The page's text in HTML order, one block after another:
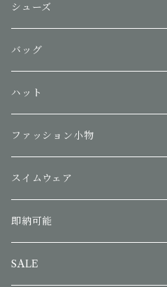
シューズ
バッグ
ハット
ファッション小物
スイムウェア
即納可能
SALE